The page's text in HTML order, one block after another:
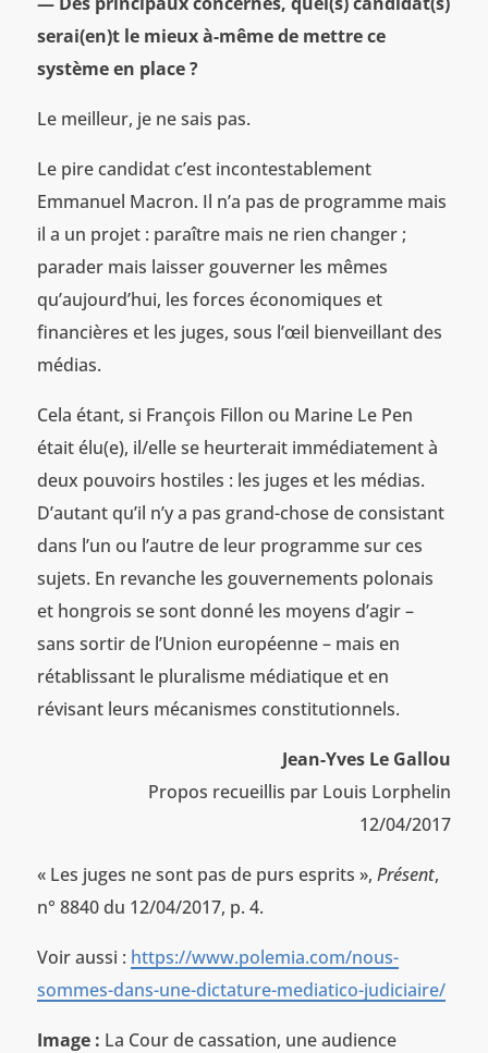
serai(en)t le mieux à-même de mettre ce
système en place ?
Le meilleur, je ne sais pas.
Le pire candidat c’est incontestablement
Emmanuel Macron. Il n’a pas de programme mais
il a un projet : paraître mais ne rien changer ;
parader mais laisser gouverner les mêmes
qu’aujourd’hui, les forces économiques et
financières et les juges, sous l’œil bienveillant des
médias.
Cela étant, si François Fillon ou Marine Le Pen
était élu(e), il/elle se heurterait immédiatement à
deux pouvoirs hostiles : les juges et les médias.
D’autant qu’il n’y a pas grand-chose de consistant
dans l’un ou l’autre de leur programme sur ces
sujets. En revanche les gouvernements polonais
et hongrois se sont donné les moyens d’agir –
sans sortir de l’Union européenne – mais en
rétablissant le pluralisme médiatique et en
révisant leurs mécanismes constitutionnels.
Jean-Yves Le Gallou
Propos recueillis par Louis Lorphelin
12/04/2017
« Les juges ne sont pas de purs esprits », Présent,
n° 8840 du 12/04/2017, p. 4.
Voir aussi : https://www.polemia.com/nous-
sommes-dans-une-dictature-mediatico-judiciaire/
Image : La Cour de cassation, une audience